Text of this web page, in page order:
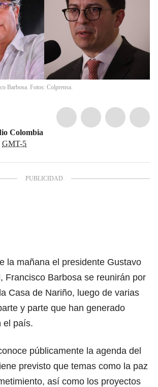
Barbosa. Fotos: Colprensa.
Colombia
GMT-5
la mañana el presidente Gustavo
Francisco Barbosa se reunirán por
Casa de Nariño, luego de varias
y parte que han generado
el país.
públicamente la agenda del
previsto que temas como la paz
así como los proyectos